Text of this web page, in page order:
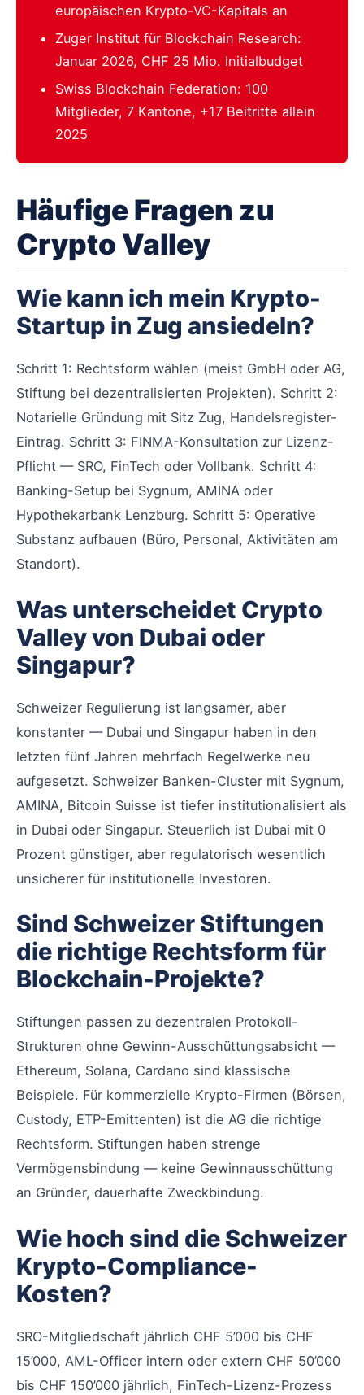
europäischen Krypto-VC-Kapitals an
Zuger Institut für Blockchain Research:
Januar 2026, CHF 25 Mio. Initialbudget
Swiss Blockchain Federation: 100
Mitglieder, 7 Kantone, +17 Beitritte allein
2025
Häufige Fragen zu
Crypto Valley
Wie kann ich mein Krypto-
Startup in Zug ansiedeln?
Schritt 1: Rechtsform wählen (meist GmbH oder AG,
Stiftung bei dezentralisierten Projekten). Schritt 2:
Notarielle Gründung mit Sitz Zug, Handelsregister-
Eintrag. Schritt 3: FINMA-Konsultation zur Lizenz-
Pflicht — SRO, FinTech oder Vollbank. Schritt 4:
Banking-Setup bei Sygnum, AMINA oder
Hypothekarbank Lenzburg. Schritt 5: Operative
Substanz aufbauen (Büro, Personal, Aktivitäten am
Standort).
Was unterscheidet Crypto
Valley von Dubai oder
Singapur?
Schweizer Regulierung ist langsamer, aber
konstanter — Dubai und Singapur haben in den
letzten fünf Jahren mehrfach Regelwerke neu
aufgesetzt. Schweizer Banken-Cluster mit Sygnum,
AMINA, Bitcoin Suisse ist tiefer institutionalisiert als
in Dubai oder Singapur. Steuerlich ist Dubai mit 0
Prozent günstiger, aber regulatorisch wesentlich
unsicherer für institutionelle Investoren.
Sind Schweizer Stiftungen
die richtige Rechtsform für
Blockchain-Projekte?
Stiftungen passen zu dezentralen Protokoll-
Strukturen ohne Gewinn-Ausschüttungsabsicht —
Ethereum, Solana, Cardano sind klassische
Beispiele. Für kommerzielle Krypto-Firmen (Börsen,
Custody, ETP-Emittenten) ist die AG die richtige
Rechtsform. Stiftungen haben strenge
Vermögensbindung — keine Gewinnausschüttung
an Gründer, dauerhafte Zweckbindung.
Wie hoch sind die Schweizer
Krypto-Compliance-
Kosten?
SRO-Mitgliedschaft jährlich CHF 5’000 bis CHF
15’000, AML-Officer intern oder extern CHF 50’000
bis CHF 150’000 jährlich, FinTech-Lizenz-Prozess